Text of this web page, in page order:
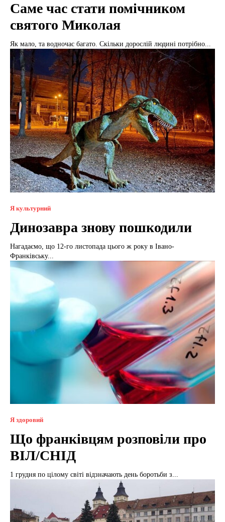
Саме час стати помічником
святого Миколая
Як мало, та водночас багато. Скільки дорослій людині потрібно...
Я культурний
Динозавра знову пошкодили
Нагадаємо, що 12-го листопада цього ж року в Івано-
Франківську...
Я здоровий
Що франківцям розповіли про
ВІЛ/СНІД
1 грудня по цілому світі відзначають день боротьби з...